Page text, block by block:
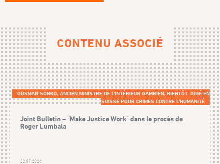
CONTENU ASSOCIÉ
OUSMAN SONKO, ANCIEN MINISTRE DE L'INTÉRIEUR GAMBIEN, BIENTÔT JUGÉ EN
SUISSE POUR CRIMES CONTRE L'HUMANITÉ
Joint Bulletin – "Make Justice Work" dans le procès de
Roger Lumbala
22.07.2026